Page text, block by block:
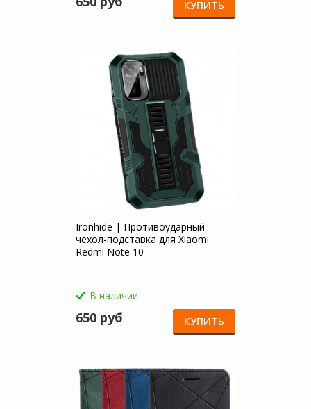
КУПИТЬ
Ironhide | Противоударный
чехол-подставка для Xiaomi
Redmi Note 10
В наличии
650 руб КУПИТЬ